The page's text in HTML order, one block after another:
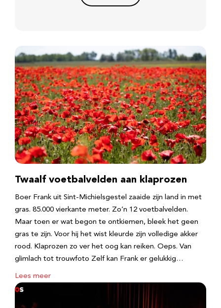
Twaalf voetbalvelden aan klaprozen
Boer Frank uit Sint-Michielsgestel zaaide zijn land in met
gras. 85.000 vierkante meter. Zo’n 12 voetbalvelden.
Maar toen er wat begon te ontkiemen, bleek het geen
gras te zijn. Voor hij het wist kleurde zijn volledige akker
rood. Klaprozen zo ver het oog kan reiken. Oeps. Van
glimlach tot trouwfoto Zelf kan Frank er gelukkig…
Lees meer